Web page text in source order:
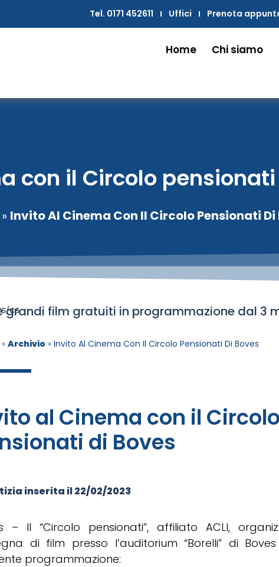
Tel. 0171 452611 Uffici Prenota
Home Chi siamo
con il Circolo
Invito Al Cinema Con Il Circolo Pensionati Di
cs
grandi film gratuiti in programmazione dal 3
»Archivio »Invito Al Cinema Con Il Circolo Pensionati Di Boves
al Cinema con il Circolo
di Boves
inserita il22/02/2023
– Il “Circolo pensionati”, affiliato ACLI,
di film presso l’auditorium “Borelli” di
programmazione: